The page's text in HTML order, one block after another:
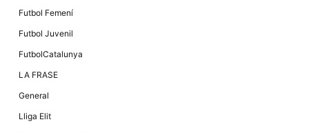
Futbol Femení
Futbol Juvenil
FutbolCatalunya
LA FRASE
General
Lliga Elit